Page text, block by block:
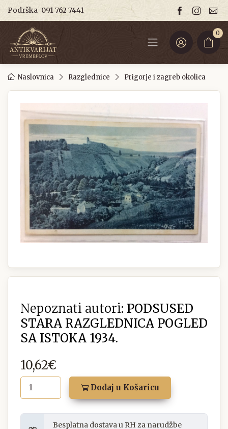
Podrška 091 762 7441
0
Naslovnica Razglednice Prigorje i zagreb okolica
Nepoznati autori: PODSUSED
STARA RAZGLEDNICA POGLED
SA ISTOKA 1934.
10,62€
Dodaj u Košaricu
Besplatna dostava u RH za narudžbe